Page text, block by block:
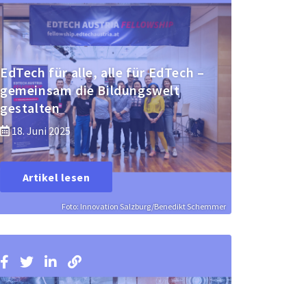
Foto: Innovation Salzburg/Benedikt Schemmer
EdTech für alle, alle für EdTech –
gemeinsam die Bildungswelt
gestalten
18. Juni 2025
Artikel lesen